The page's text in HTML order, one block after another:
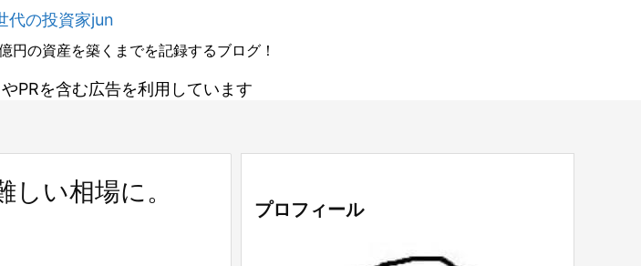
代の投資家jun
円の資産を築くまでを記録するブログ！
PRを含む広告を利用しています
い相場に。
プロフィール